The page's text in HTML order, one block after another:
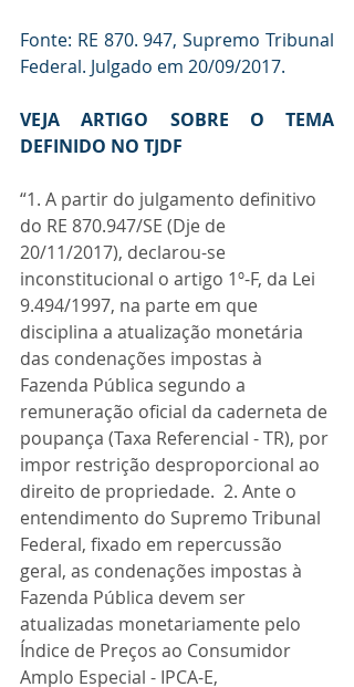
Fonte: RE 870. 947, Supremo Tribunal
Federal. Julgado em 20/09/2017.
VEJA ARTIGO SOBRE O TEMA
DEFINIDO NO TJDF
“1. A partir do julgamento definitivo
do RE 870.947/SE (Dje de
20/11/2017), declarou-se
inconstitucional o artigo 1º-F, da Lei
9.494/1997, na parte em que
disciplina a atualização monetária
das condenações impostas à
Fazenda Pública segundo a
remuneração oficial da caderneta de
poupança (Taxa Referencial - TR), por
impor restrição desproporcional ao
direito de propriedade.  2. Ante o
entendimento do Supremo Tribunal
Federal, fixado em repercussão
geral, as condenações impostas à
Fazenda Pública devem ser
atualizadas monetariamente pelo
Índice de Preços ao Consumidor
Amplo Especial - IPCA-E,